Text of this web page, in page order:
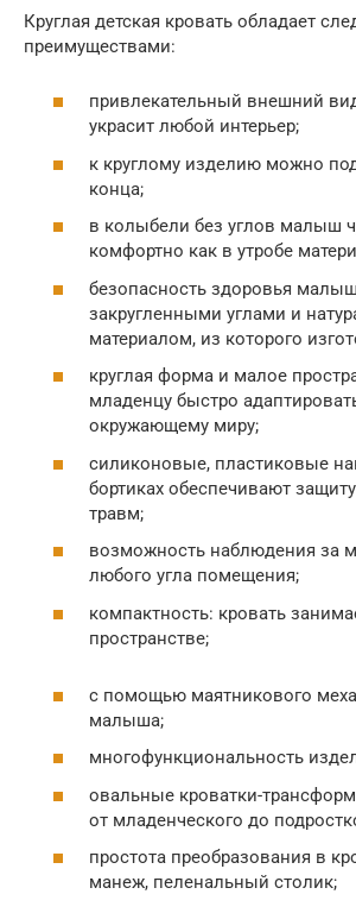
Круглая детская кровать обладает
преимуществами:
привлекательный внешний
украсит любой интерьер;
к круглому изделию можно
конца;
в колыбели без углов малыш
комфортно как в утробе
безопасность здоровья
закругленными углами и
материалом, из которого
круглая форма и малое
младенцу быстро
окружающему миру;
силиконовые, пластиковые
бортиках обеспечивают
травм;
возможность наблюдения за
любого угла помещения;
компактность: кровать
пространстве;
с помощью маятникового
малыша;
многофункциональность
овальные кроватки-
от младенческого до
простота преобразования в
манеж, пеленальный столик;